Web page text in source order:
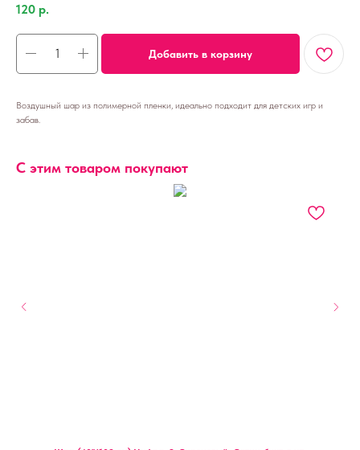
120 р.
Добавить в корзину
Воздушный шар из полимерной пленки, идеально подходит для детских игр и
забав.
С этим товаром покупают